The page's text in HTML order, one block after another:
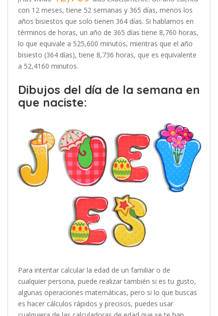
con 12 meses, tiene 52 semanas y 365 días, menos los
años bisiestos que solo tienen 364 días. Si hablamos en
términos de horas, un año de 365 días tiene 8,760 horas,
lo que equivale a 525,600 minutos, mientras que el año
bisiesto (364 días), tiene 8,736 horas, que es equivalente
a 52,4160 minutos.
Dibujos del día de la semana en
que naciste:
Para intentar calcular la edad de un familiar o de
cualquier persona, puede realizar también si es tu gusto,
algunas operaciones matemáticas, pero si lo que buscas
es hacer cálculos rápidos y precisos, puedes usar